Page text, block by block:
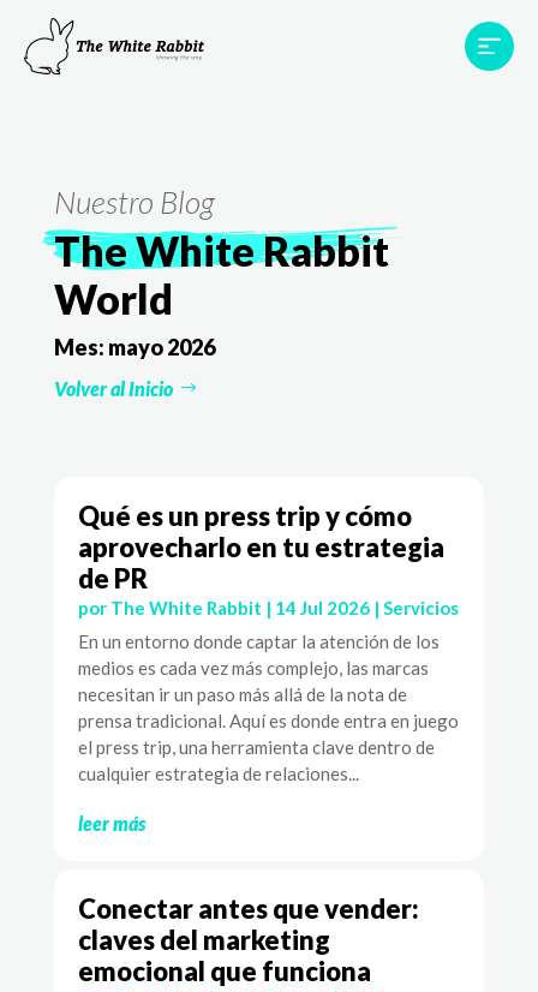
Proyectos
Testimonios
Nuestro Blog
The White Rabbit
World
Mes: mayo 2026
Volver al Inicio
Qué es un press trip y cómo
aprovecharlo en tu estrategia
de PR
por The White Rabbit | 14 Jul 2026| Servicios
En un entorno donde captar la atención de los
medios es cada vez más complejo, las marcas
necesitan ir un paso más allá de la nota de
prensa tradicional. Aquí es donde entra en juego
el press trip, una herramienta clave dentro de
cualquier estrategia de relaciones...
leer más
Conectar antes que vender:
claves del marketing
emocional que funciona